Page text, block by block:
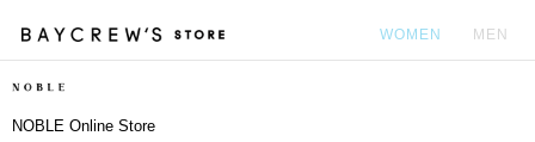
WOMEN MEN
NOBLE Online Store